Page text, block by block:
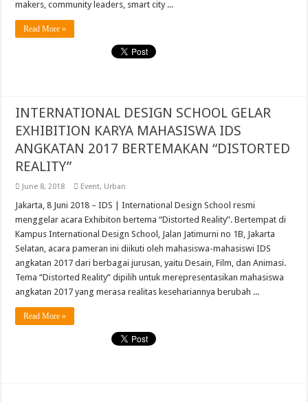
makers, community leaders, smart city ...
Read More »
INTERNATIONAL DESIGN SCHOOL GELAR
EXHIBITION KARYA MAHASISWA IDS
ANGKATAN 2017 BERTEMAKAN “DISTORTED
REALITY”
June 8, 2018 Event, Urban
Jakarta, 8 Juni 2018 – IDS | International Design School resmi
menggelar acara Exhibiton bertema “Distorted Reality”. Bertempat di
Kampus International Design School, Jalan Jatimurni no 1B, Jakarta
Selatan, acara pameran ini diikuti oleh mahasiswa-mahasiswi IDS
angkatan 2017 dari berbagai jurusan, yaitu Desain, Film, dan Animasi.
Tema “Distorted Reality” dipilih untuk merepresentasikan mahasiswa
angkatan 2017 yang merasa realitas kesehariannya berubah ...
Read More »